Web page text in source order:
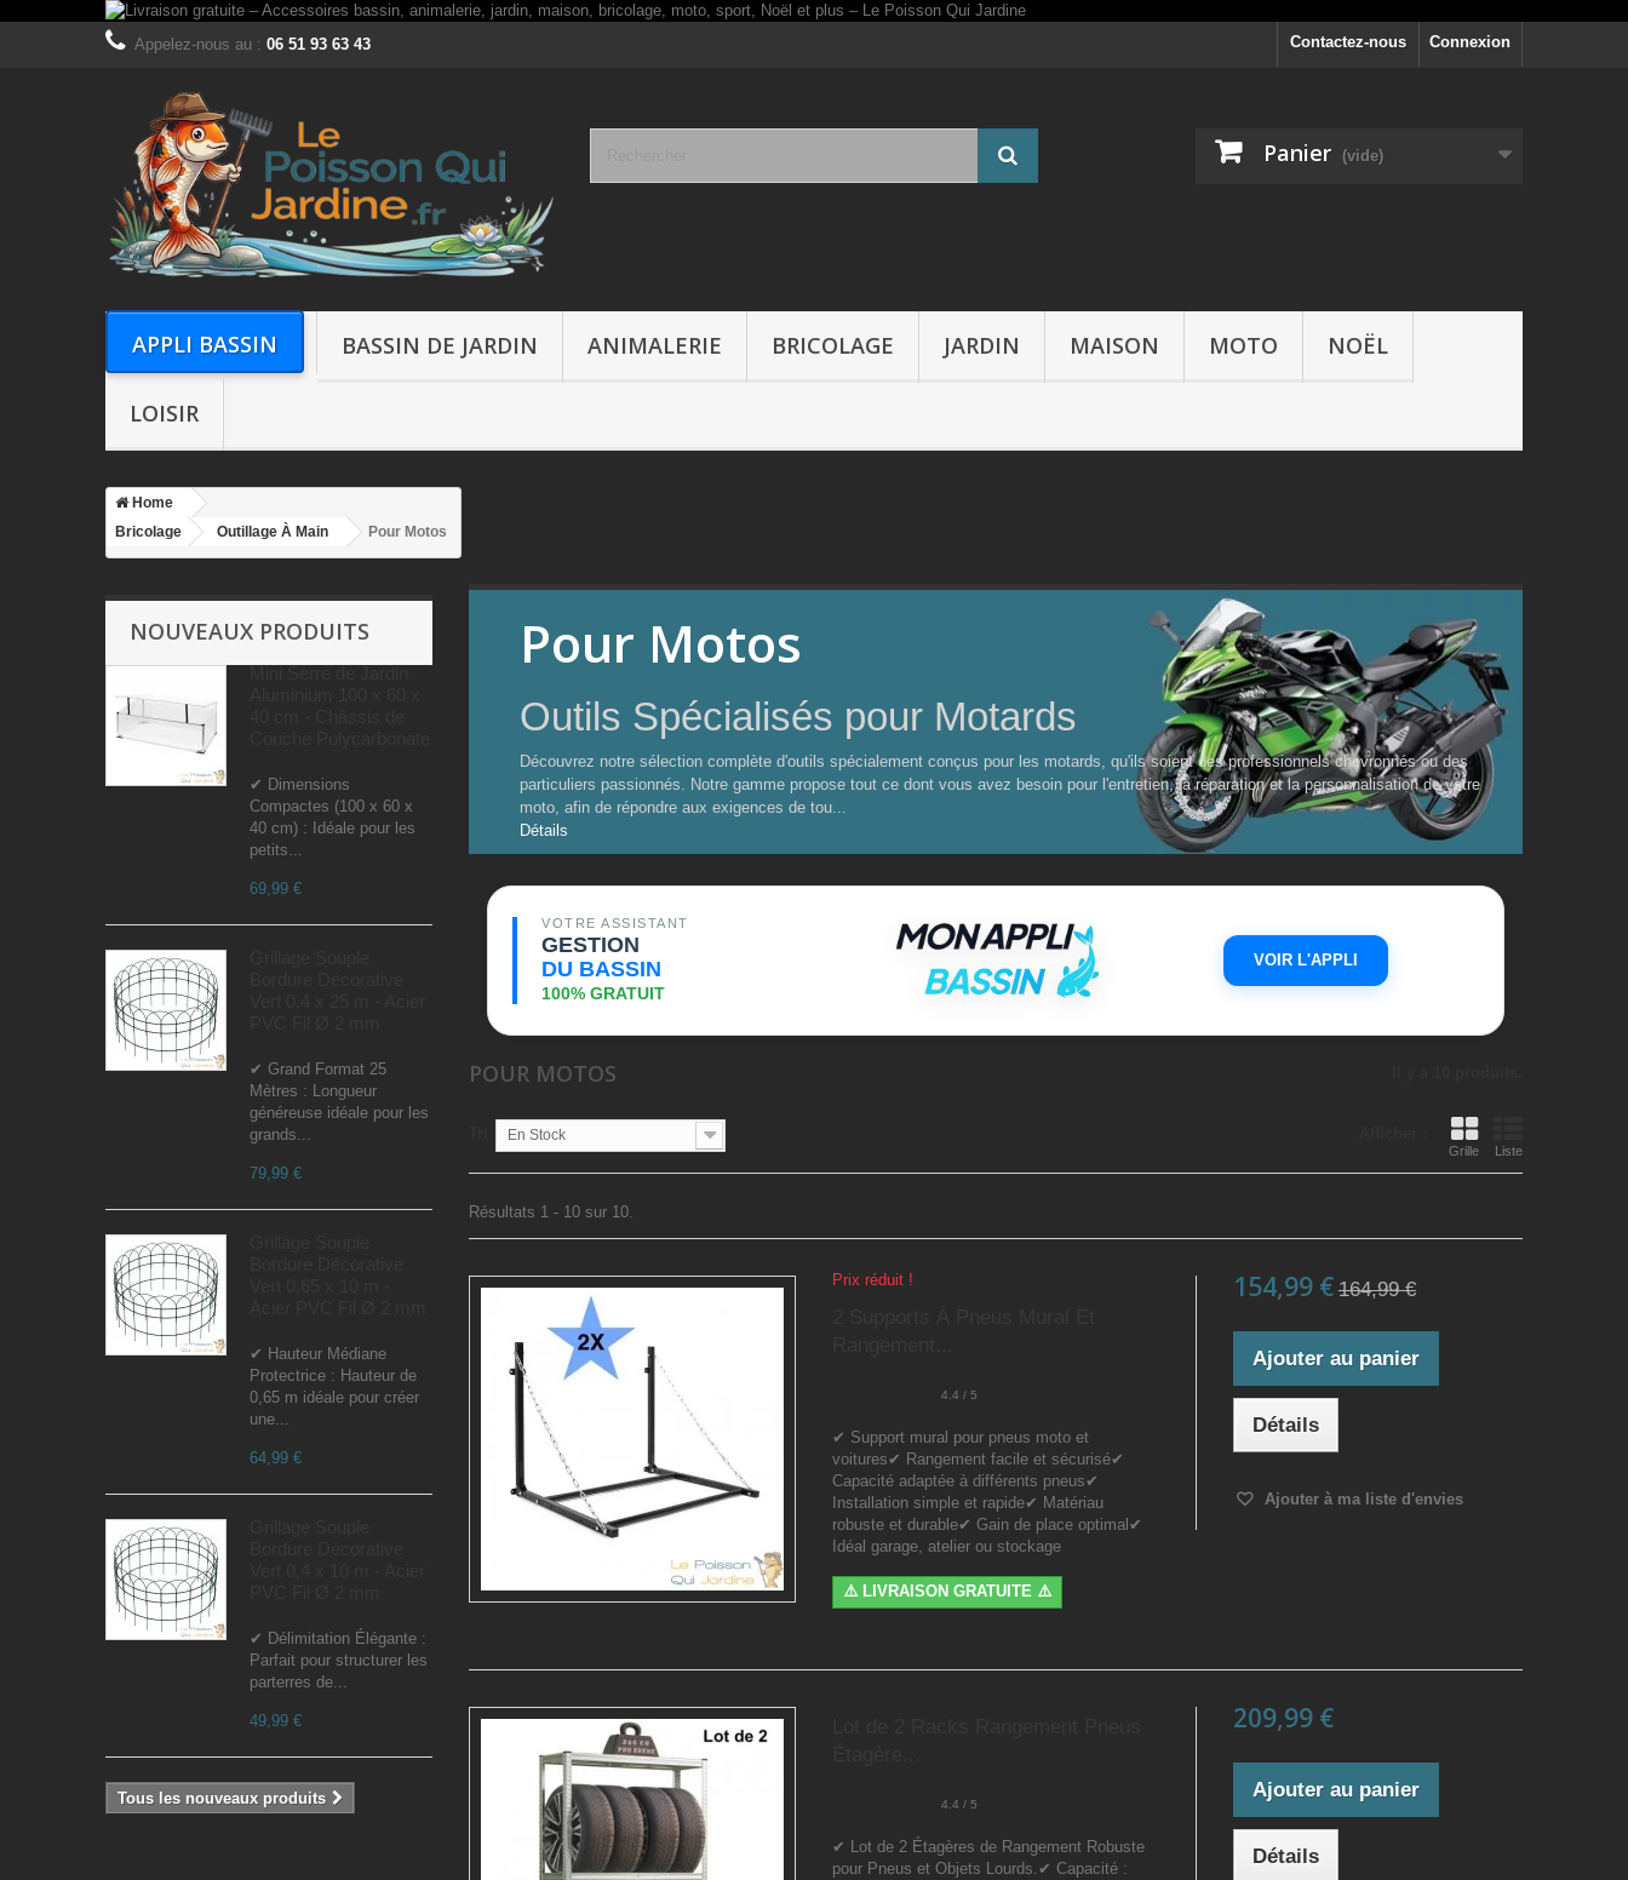
Connexion
Contactez-nous
Appelez-nous au : 06 51 93 63 43
Panier (vide)
APPLI BASSIN BASSIN DE JARDIN ANIMALERIE BRICOLAGE JARDIN MAISON MOTO NOËL
LOISIR
Home
Bricolage
Outillage À Main Pour Motos
NOUVEAUX PRODUITS
✔ Dimensions
Compactes (100 x 60 x
40 cm) : Idéale pour les
petits...
69,99 €
✔ Grand Format 25
Mètres : Longueur
généreuse idéale pour les
grands...
79,99 €
✔ Hauteur Médiane
Protectrice : Hauteur de
0,65 m idéale pour créer
une...
64,99 €
✔ Délimitation Élégante :
Parfait pour structurer les
parterres de...
49,99 €
Tous les nouveaux produits
Pour Motos
Outils Spécialisés pour Motards
Découvrez notre sélection complète d'outils spécialement conçus pour les motards, qu'ils soient des professionnels chevronnés ou des
particuliers passionnés. Notre gamme propose tout ce dont vous avez besoin pour l'entretien, la réparation et la personnalisation de votre
moto, afin de répondre aux exigences de tou...
Détails
VOTRE ASSISTANT
GESTION
DU BASSIN
100% GRATUIT
VOIR L'APPLI
POUR MOTOS
Grille Liste
En Stock
Résultats 1 - 10 sur 10.
Prix réduit !
4.4 / 5
✔ Support mural pour pneus moto et
voitures✔ Rangement facile et sécurisé✔
Capacité adaptée à différents pneus✔
Installation simple et rapide✔ Matériau
robuste et durable✔ Gain de place optimal✔
Idéal garage, atelier ou stockage
⚠️ LIVRAISON GRATUITE ⚠️
154,99 € 164,99 €
Ajouter au panier
Détails
Ajouter à ma liste d'envies
4.4 / 5
✔ Lot de 2 Étagères de Rangement Robuste
pour Pneus et Objets Lourds.✔ Capacité :
209,99 €
Ajouter au panier
Détails